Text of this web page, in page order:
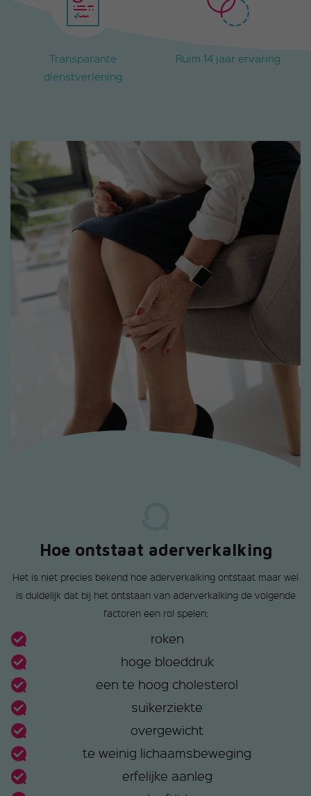
Transparante
dienstverlening
Ruim 14 jaar ervaring
Hoe ontstaat aderverkalking
Het is niet precies bekend hoe aderverkalking ontstaat maar wel
is duidelijk dat bij het ontstaan van aderverkalking de volgende
factoren een rol spelen:
roken
hoge bloeddruk
een te hoog cholesterol
suikerziekte
overgewicht
te weinig lichaamsbeweging
erfelijke aanleg